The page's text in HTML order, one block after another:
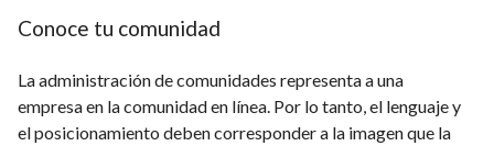
Conoce tu comunidad
La administración de comunidades representa a una
empresa en la comunidad en línea. Por lo tanto, el lenguaje y
el posicionamiento deben corresponder a la imagen que la